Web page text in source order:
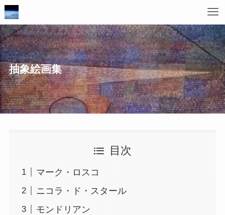
抽象絵画集
目次
マーク・ロスコ
ニコラ・ド・スタール
モンドリアン